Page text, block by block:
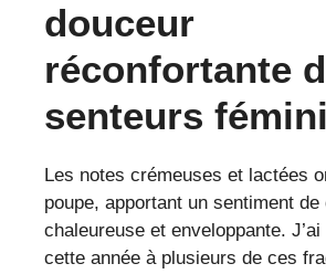
douceur
réconfortante
senteurs
Les notes crémeuses et lactées
poupe, apportant un sentiment de
chaleureuse et enveloppante.
cette année à plusieurs de ces